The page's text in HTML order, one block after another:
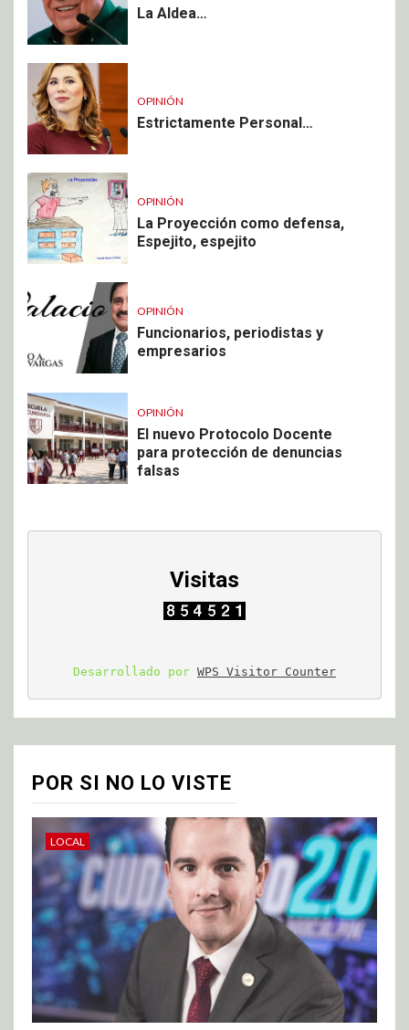
La Aldea…
OPINIÓN
Estrictamente Personal…
OPINIÓN
La Proyección como defensa,
Espejito, espejito
OPINIÓN
Funcionarios, periodistas y
empresarios
OPINIÓN
El nuevo Protocolo Docente
para protección de denuncias
falsas
Visitas
Desarrollado por WPS Visitor Counter
POR SI NO LO VISTE
LOCAL